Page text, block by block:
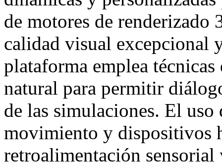
de motores de renderizado
calidad visual excepcional
plataforma emplea
natural para permitir
de las simulaciones. El uso
movimiento y dispositivos
retroalimentación